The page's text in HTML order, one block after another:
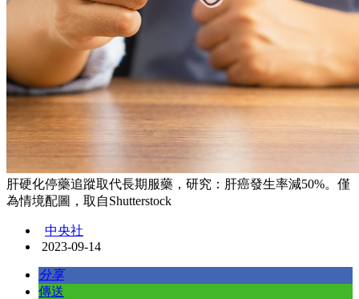
肝硬化停藥追蹤取代長期服藥，研究：肝癌發生率減50%。僅
為情境配圖，取自Shutterstock
中央社
2023-09-14
分享
傳送